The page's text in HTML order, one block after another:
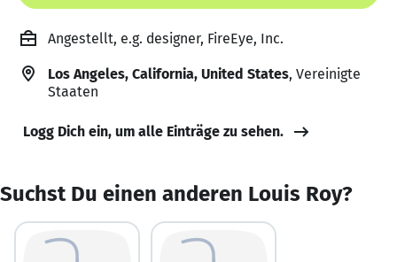
Angestellt, e.g. designer, FireEye, Inc.
Los Angeles, California, United States, Vereinigte
Staaten
Logg Dich ein, um alle Einträge zu sehen.
Suchst Du einen anderen Louis Roy?